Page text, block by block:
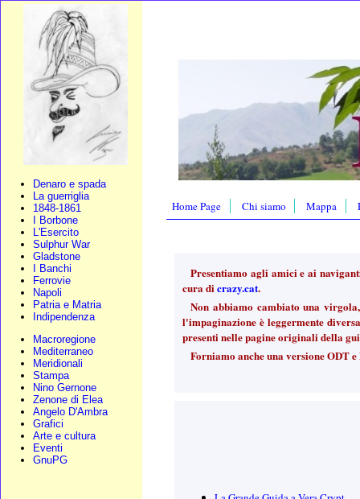
Denaro e spada
La guerriglia
1848-1861
I Borbone
L'Esercito
Sulphur War
Gladstone
I Banchi
Ferrovie
Napoli
Patria e Matria
Indipendenza
Macroregione
Mediterraneo
Meridionali
Stampa
Nino Gernone
Zenone di Elea
Angelo D'Ambra
Grafici
Arte e cultura
Eventi
GnuPG
Home Page Chi siamo Mappa
Presentiamo agli amici e ai
cura dicrazy.cat.
Non abbiamo cambiato una
l'impaginazione è leggermente
presenti nelle pagine originali della
Forniamo anche una versione ODT